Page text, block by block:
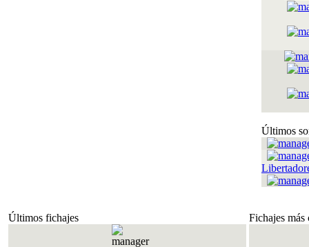
Últimos
Últimos fichajes Fichajes más